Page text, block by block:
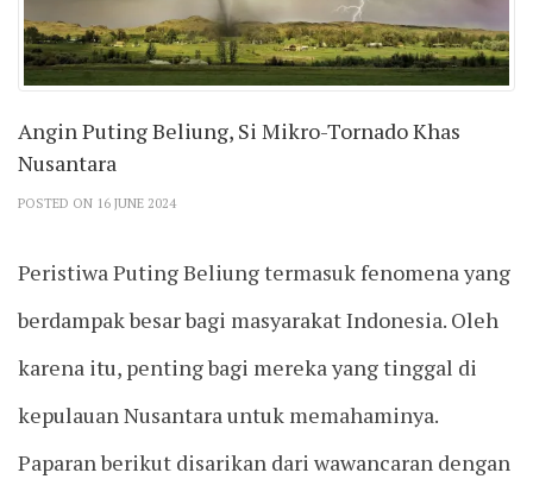
Angin Puting Beliung, Si Mikro-Tornado Khas
Nusantara
POSTED ON 16 JUNE 2024
Peristiwa Puting Beliung termasuk fenomena yang
berdampak besar bagi masyarakat Indonesia. Oleh
karena itu, penting bagi mereka yang tinggal di
kepulauan Nusantara untuk memahaminya.
Paparan berikut disarikan dari wawancaran dengan